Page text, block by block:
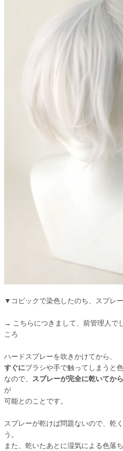
▼コピックで染色したのち、スプレ
→ こちらにつきまして、前管理人で
ころ
ハードスプレーを吹きかけてから、
すぐにブラシや手で触ってしまうと
なので、 スプレーが完全に乾いてから
が
可能とのことです。
スプレーが乾けば問題ないので、乾
う。
また、乾いたあとに湿気による色落